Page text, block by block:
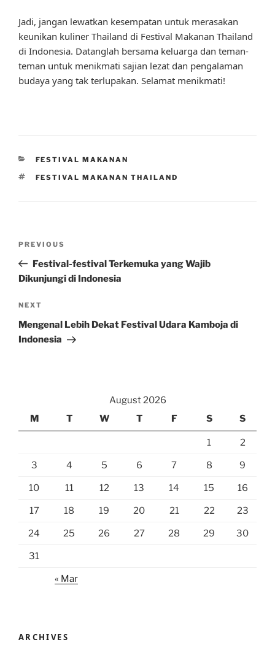
Jadi, jangan lewatkan kesempatan untuk merasakan
keunikan kuliner Thailand di Festival Makanan Thailand
di Indonesia. Datanglah bersama keluarga dan teman-
teman untuk menikmati sajian lezat dan pengalaman
budaya yang tak terlupakan. Selamat menikmati!
CATEGORIES
FESTIVAL MAKANAN
TAGS
FESTIVAL MAKANAN THAILAND
Previous
Post
PREVIOUS
Festival-festival Terkemuka yang Wajib
Dikunjungi di Indonesia
Next
Post
NEXT
Mengenal Lebih Dekat Festival Udara Kamboja di
Indonesia
August 2026
M
T W T F S S
1 2
3 4 5 6 7 8 9
10 11 12 13 14 15 16
17 18 19 20 21 22 23
24 25 26 27 28 29 30
31
« Mar
ARCHIVES